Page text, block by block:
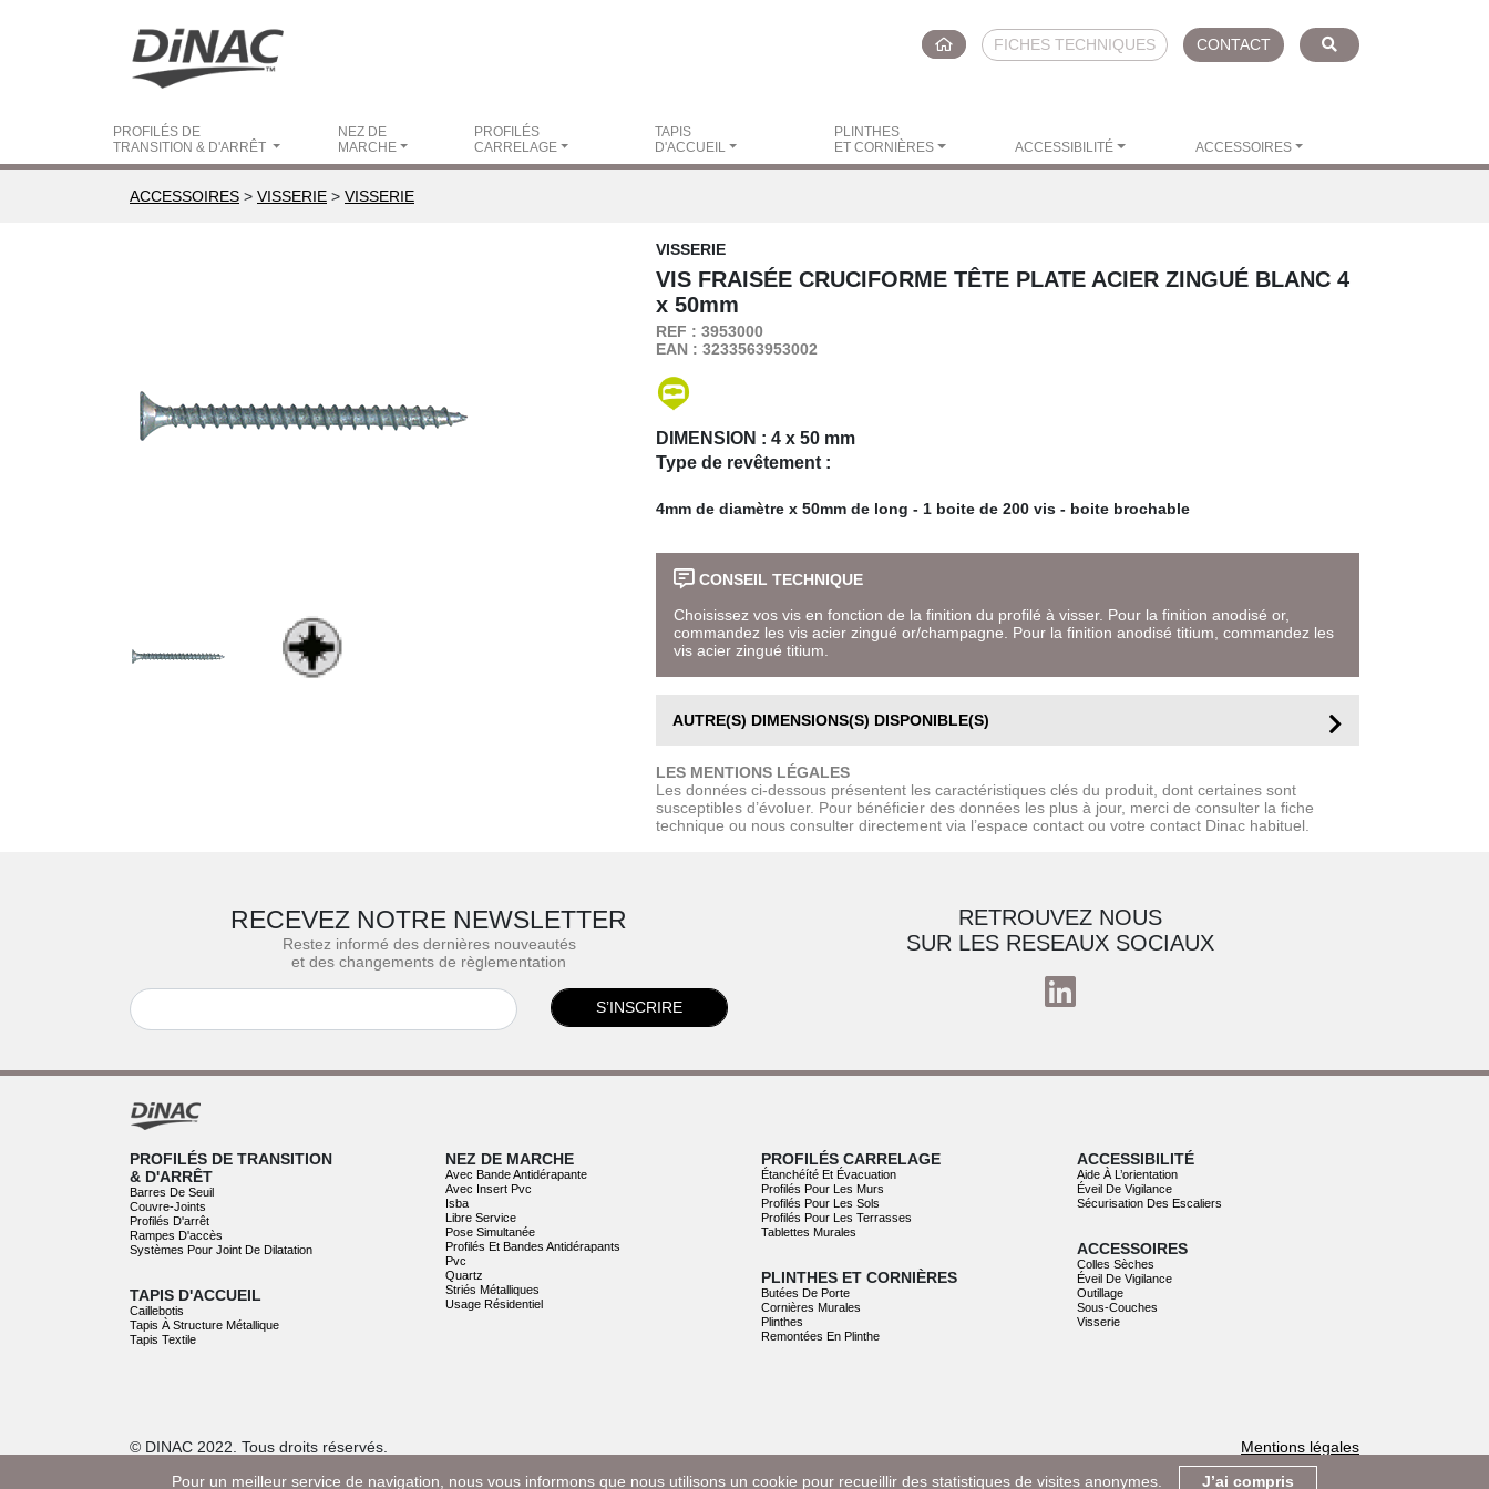
FICHES TECHNIQUES CONTACT
PROFILÉS DE
TRANSITION & D'ARRÊT
NEZ DE
MARCHE
PROFILÉS
CARRELAGE
TAPIS
D'ACCUEIL
PLINTHES
ET CORNIÈRES
ACCESSIBILITÉ ACCESSOIRES
ACCESSOIRES > VISSERIE > VISSERIE
VISSERIE
VIS FRAISÉE CRUCIFORME TÊTE PLATE ACIER ZINGUÉ BLANC 4
x 50mm
REF : 3953000
EAN : 3233563953002
DIMENSION : 4 x 50 mm
Type de revêtement :
4mm de diamètre x 50mm de long - 1 boite de 200 vis - boite brochable
CONSEIL TECHNIQUE
Choisissez vos vis en fonction de la finition du profilé à visser. Pour la finition anodisé or,
commandez les vis acier zingué or/champagne. Pour la finition anodisé titium, commandez les
vis acier zingué titium.
AUTRE(S) DIMENSIONS(S) DISPONIBLE(S)
LES MENTIONS LÉGALES
Les données ci-dessous présentent les caractéristiques clés du produit, dont certaines sont
susceptibles d’évoluer. Pour bénéficier des données les plus à jour, merci de consulter la fiche
technique ou nous consulter directement via l’espace contact ou votre contact Dinac habituel.
RECEVEZ NOTRE NEWSLETTER
Restez informé des dernières nouveautés
et des changements de règlementation
S’INSCRIRE
RETROUVEZ NOUS
SUR LES RESEAUX SOCIAUX
PROFILÉS DE TRANSITION
& D'ARRÊT
Barres De Seuil
Couvre-Joints
Profilés D'arrêt
Rampes D'accès
Systèmes Pour Joint De Dilatation
TAPIS D'ACCUEIL
Caillebotis
Tapis À Structure Métallique
Tapis Textile
NEZ DE MARCHE
Avec Bande Antidérapante
Avec Insert Pvc
Isba
Libre Service
Pose Simultanée
Profilés Et Bandes Antidérapants
Pvc
Quartz
Striés Métalliques
Usage Résidentiel
PROFILÉS CARRELAGE
Étanchéíté Et Évacuation
Profilés Pour Les Murs
Profilés Pour Les Sols
Profilés Pour Les Terrasses
Tablettes Murales
PLINTHES ET CORNIÈRES
Butées De Porte
Cornières Murales
Plinthes
Remontées En Plinthe
ACCESSIBILITÉ
Aide À L’orientation
Éveil De Vigilance
Sécurisation Des Escaliers
ACCESSOIRES
Colles Sèches
Éveil De Vigilance
Outillage
Sous-Couches
Visserie
© DINAC 2022. Tous droits réservés.
Mentions légales
Pour un meilleur service de navigation, nous vous informons que nous utilisons un cookie pour recueillir des statistiques de visites anonymes.
J’ai compris